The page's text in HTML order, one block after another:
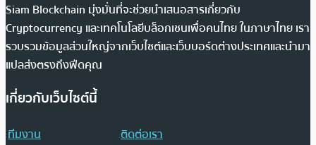
Siam Blockchain มุ่งมั่นที่จะช่วยนำเสนอสารเกี่ยวกับ
Cryptocurrency และเทคโนโลยีบล็อกเชนเพื่อคนไทย ในภาษาไทย เรา
รวบรวมข้อมูลส่วนใหญ่จากเว็บไซต์และเว็บบอร์ดต่างประเทศและนำมา
แปลส่งตรงถึงฟีดคุณ
เกี่ยวกับเว็บไซต์นี้
ทีมงาน
ติดต่อเรา